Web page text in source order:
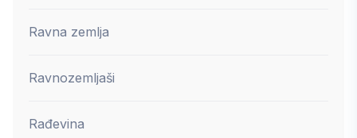
Ravna zemlja
Ravnozemljaši
Rađevina